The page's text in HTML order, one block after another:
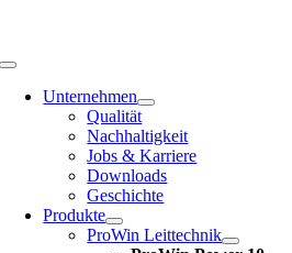
Toggle
NavigationUnternehmen
Qualität
Nachhaltigkeit
Jobs & Karriere
Downloads
Geschichte
Produkte
ProWin Leittechnik